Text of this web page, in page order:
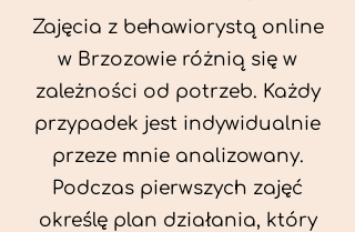
Zajęcia z behawiorystą online
w Brzozowie różnią się w
zależności od potrzeb. Każdy
przypadek jest indywidualnie
przeze mnie analizowany.
Podczas pierwszych zajęć
określę plan działania, który